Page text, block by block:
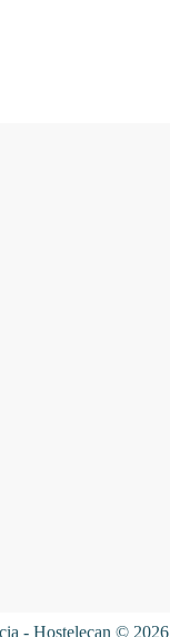
- Hostelecan © 2026